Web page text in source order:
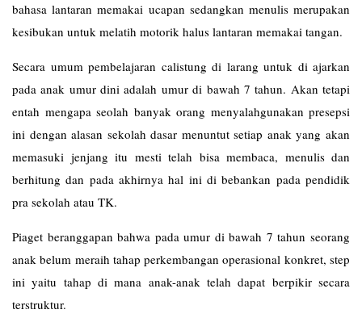
bahasa lantaran memakai ucapan sedangkan menulis merupakan
kesibukan untuk melatih motorik halus lantaran memakai tangan.
Secara umum pembelajaran calistung di larang untuk di ajarkan
pada anak umur dini adalah umur di bawah 7 tahun. Akan tetapi
entah mengapa seolah banyak orang menyalahgunakan presepsi
ini dengan alasan sekolah dasar menuntut setiap anak yang akan
memasuki jenjang itu mesti telah bisa membaca, menulis dan
berhitung dan pada akhirnya hal ini di bebankan pada pendidik
pra sekolah atau TK.
Piaget beranggapan bahwa pada umur di bawah 7 tahun seorang
anak belum meraih tahap perkembangan operasional konkret, step
ini yaitu tahap di mana anak-anak telah dapat berpikir secara
terstruktur.